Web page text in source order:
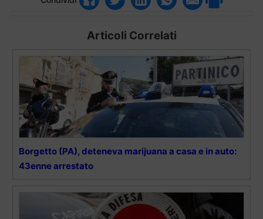
Articoli Correlati
Borgetto (PA), deteneva marijuana a casa e in auto:
43enne arrestato